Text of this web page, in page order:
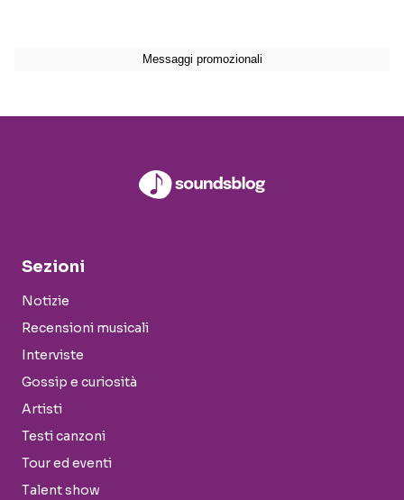
Sezioni
Notizie
Recensioni musicali
Interviste
Gossip e curiosità
Artisti
Testi canzoni
Tour ed eventi
Talent show